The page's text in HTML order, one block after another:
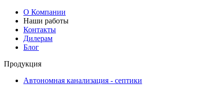
О Компании
Наши работы
Контакты
Дилерам
Блог
Продукция
Автономная канализация - септики